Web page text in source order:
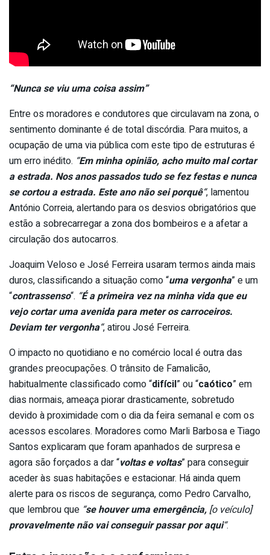
“Nunca se viu uma coisa assim”
Entre os moradores e condutores que circulavam na zona, o
sentimento dominante é de total discórdia. Para muitos, a
ocupação de uma via pública com este tipo de estruturas é
um erro inédito. “Em minha opinião, acho muito mal cortar
a estrada. Nos anos passados tudo se fez festas e nunca
se cortou a estrada. Este ano não sei porquê“, lamentou
António Correia, alertando para os desvios obrigatórios que
estão a sobrecarregar a zona dos bombeiros e a afetar a
circulação dos autocarros.
Joaquim Veloso e José Ferreira usaram termos ainda mais
duros, classificando a situação como “uma vergonha” e um
“contrassenso“. “É a primeira vez na minha vida que eu
vejo cortar uma avenida para meter os carroceiros.
Deviam ter vergonha“, atirou José Ferreira.
O impacto no quotidiano e no comércio local é outra das
grandes preocupações. O trânsito de Famalicão,
habitualmente classificado como “difícil” ou “caótico” em
dias normais, ameaça piorar drasticamente, sobretudo
devido à proximidade com o dia da feira semanal e com os
acessos escolares. Moradores como Marli Barbosa e Tiago
Santos explicaram que foram apanhados de surpresa e
agora são forçados a dar “voltas e voltas” para conseguir
aceder às suas habitações e estacionar. Há ainda quem
alerte para os riscos de segurança, como Pedro Carvalho,
que lembrou que “se houver uma emergência, [o veículo]
provavelmente não vai conseguir passar por aqui“.